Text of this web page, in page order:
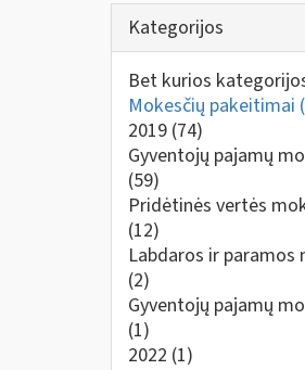
Kategorijos
Bet kurios
Mokesčių pakeitimai
2019 (74)
Gyventojų pajamų
(59)
Pridėtinės vertės
(12)
Labdaros ir paramos
(2)
Gyventojų pajamų
(1)
2022 (1)